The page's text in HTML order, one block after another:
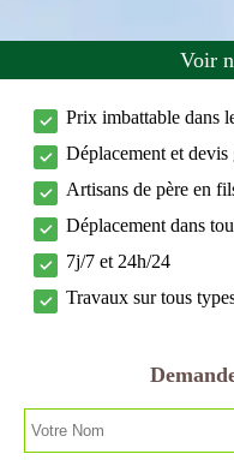
Voir
Prix imbattable dans
Déplacement et devis
Artisans de père en
Déplacement dans
7j/7 et 24h/24
Travaux sur tous